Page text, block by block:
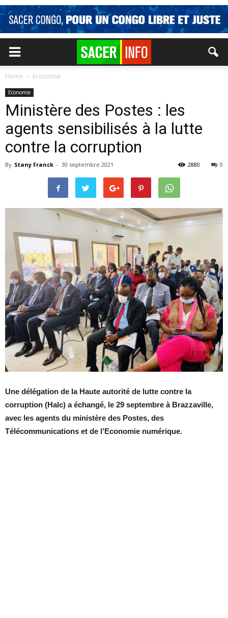
Home Economie
Economie
Ministère des Postes : les
agents sensibilisés à la lutte
contre la corruption
By Stany Franck - 30 septembre 2021 0
2880
Une délégation de la Haute autorité de lutte contre la
corruption (Halc) a échangé, le 29 septembre à Brazzaville,
avec les agents du ministère des Postes, des
Télécommunications et de l’Economie numérique.